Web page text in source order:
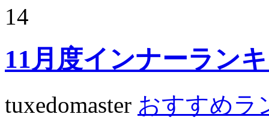
14
11月度インナーラン
tuxedomaster おすすめラ